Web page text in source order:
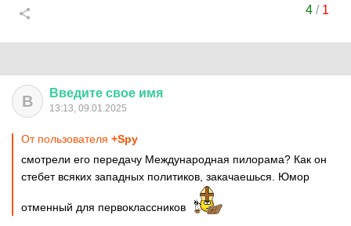
4/ 1
В Введите свое имя
13:13, 09.01.2025
От пользователя +Spy
смотрели его передачу Международная пилорама? Как он
стебет всяких западных политиков, закачаешься. Юмор
отменный для первоклассников